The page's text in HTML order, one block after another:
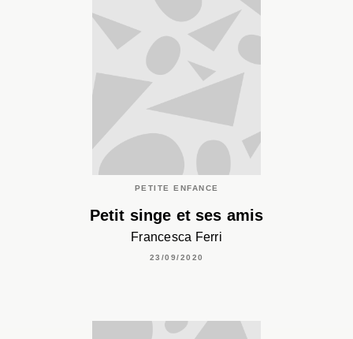
PETITE ENFANCE
Petit singe et ses amis
Francesca Ferri
23/09/2020